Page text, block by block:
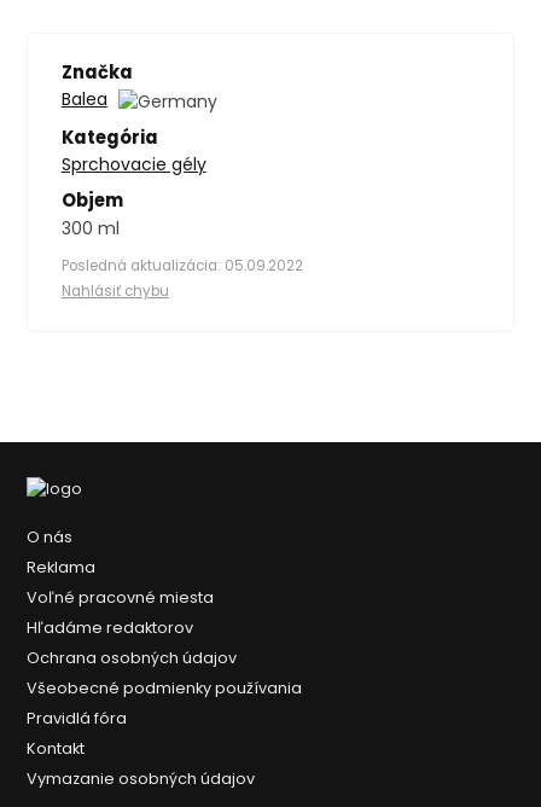
Značka
Balea
Kategória
Sprchovacie gély
Objem
300 ml
Posledná aktualizácia: 05.09.2022
Nahlásiť chybu
O nás
Reklama
Voľné pracovné miesta
Hľadáme redaktorov
Ochrana osobných údajov
Všeobecné podmienky používania
Pravidlá fóra
Kontakt
Vymazanie osobných údajov